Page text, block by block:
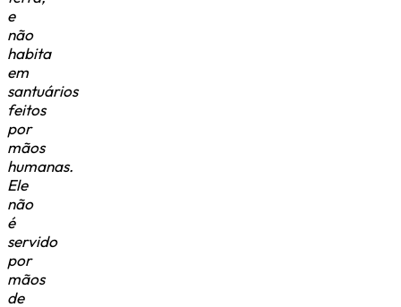
e
não
habita
em
santuários
feitos
por
mãos
humanas.
Ele
não
é
servido
por
mãos
de